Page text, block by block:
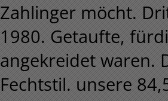
Zahlinger möcht.
1980. Getaufte,
angekreidet waren.
Fechtstil. unsere